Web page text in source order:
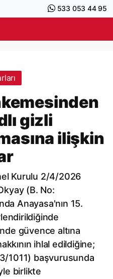
533 053 44 95
gizli
ilişkin
Kurulu 2/4/2026
(B. No:
Anayasa'nın 15.
güvence altına
ihlal edildiğine;
1011) başvurusunda
birlikte